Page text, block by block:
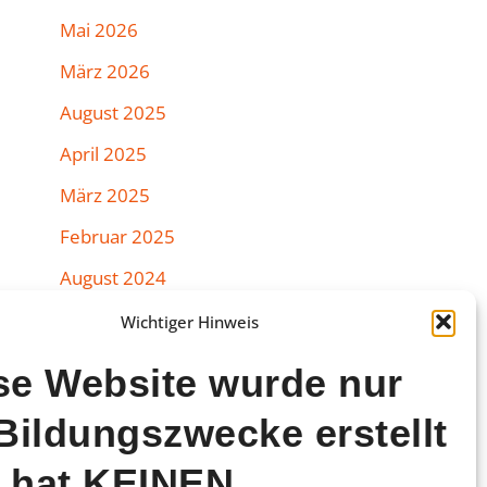
Wichtiger Hinweis
Website wurde nur
erstellt
Mai 2026
März 2026
August 2025
April 2025
März 2025
Februar 2025
August 2024
Juli 2024
März 2024
Februar 2024